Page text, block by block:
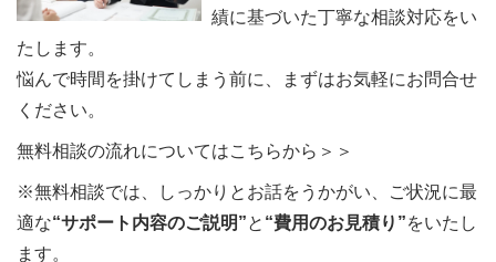
績に基づいた丁寧な相談対応をい
たします。
悩んで時間を掛けてしまう前に、まずはお気軽にお問合せ
ください。
無料相談の流れについてはこちらから＞＞
※無料相談では、しっかりとお話をうかがい、ご状況に最
適な“サポート内容のご説明”と “費用のお見積り”をいたし
ます。